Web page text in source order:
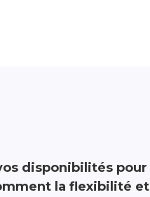
disponibilités pour
la flexibilité et